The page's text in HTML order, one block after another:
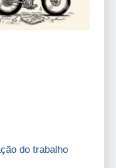
do trabalho